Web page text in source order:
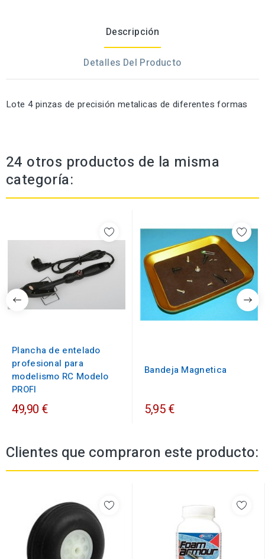
Descripción
Detalles Del Producto
Lote 4 pinzas de precisión metalicas de diferentes formas
24 otros productos de la misma
categoría:
Plancha de entelado
profesional para
modelismo RC Modelo
PROFI
49,90 €
Bandeja Magnetica
5,95 €
Clientes que compraron este producto: